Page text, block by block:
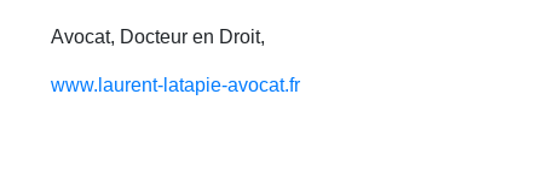
Avocat, Docteur en Droit,
www.laurent-latapie-avocat.fr